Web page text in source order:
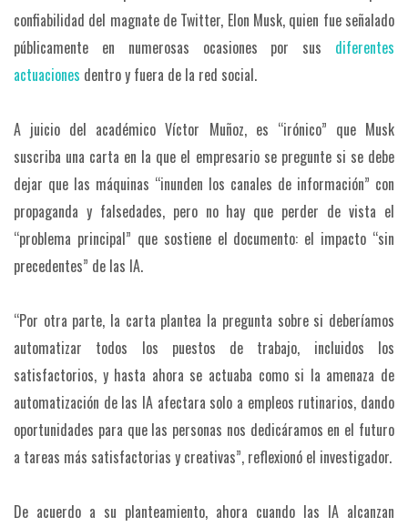
confiabilidad del magnate de Twitter, Elon Musk, quien fue señalado
públicamente en numerosas ocasiones por sus diferentes
actuaciones dentro y fuera de la red social.
A juicio del académico Víctor Muñoz, es “irónico” que Musk
suscriba una carta en la que el empresario se pregunte si se debe
dejar que las máquinas “inunden los canales de información” con
propaganda y falsedades, pero no hay que perder de vista el
“problema principal” que sostiene el documento: el impacto “sin
precedentes” de las IA.
“Por otra parte, la carta plantea la pregunta sobre si deberíamos
automatizar todos los puestos de trabajo, incluidos los
satisfactorios, y hasta ahora se actuaba como si la amenaza de
automatización de las IA afectara solo a empleos rutinarios, dando
oportunidades para que las personas nos dedicáramos en el futuro
a tareas más satisfactorias y creativas”, reflexionó el investigador.
De acuerdo a su planteamiento, ahora cuando las IA alcanzan